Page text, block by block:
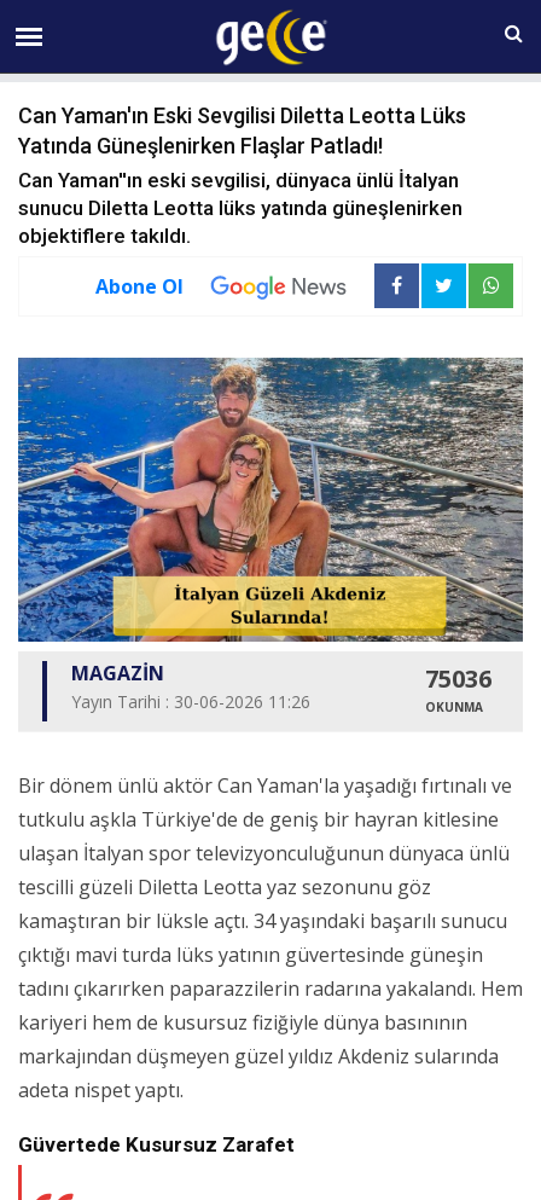
09 AĞUSTOS Pazar 06:40
Can Yaman'ın Eski Sevgilisi Diletta Leotta Lüks
Yatında Güneşlenirken Flaşlar Patladı!
Can Yaman''ın eski sevgilisi, dünyaca ünlü İtalyan
sunucu Diletta Leotta lüks yatında güneşlenirken
objektiflere takıldı.
Abone Ol
MAGAZİN
Yayın Tarihi : 30-06-2026 11:26
75036
OKUNMA
Bir dönem ünlü aktör Can Yaman'la yaşadığı fırtınalı ve
tutkulu aşkla Türkiye'de de geniş bir hayran kitlesine
ulaşan İtalyan spor televizyonculuğunun dünyaca ünlü
tescilli güzeli Diletta Leotta yaz sezonunu göz
kamaştıran bir lüksle açtı. 34 yaşındaki başarılı sunucu
çıktığı mavi turda lüks yatının güvertesinde güneşin
tadını çıkarırken paparazzilerin radarına yakalandı. Hem
kariyeri hem de kusursuz fiziğiyle dünya basınının
markajından düşmeyen güzel yıldız Akdeniz sularında
adeta nispet yaptı.
Güvertede Kusursuz Zarafet